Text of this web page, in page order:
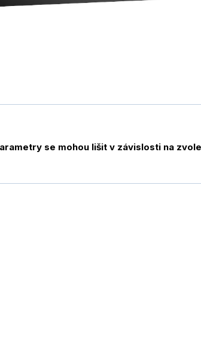
se mohou lišit v závislosti na